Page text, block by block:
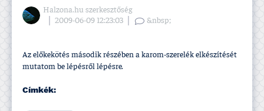
Halzona.hu szerkesztőség
2009-06-09 12:23:03
&nbsp;
Az előkekötés második részében a karom-szerelék elkészí­tését
mutatom be lépésről lépésre.
Címkék: